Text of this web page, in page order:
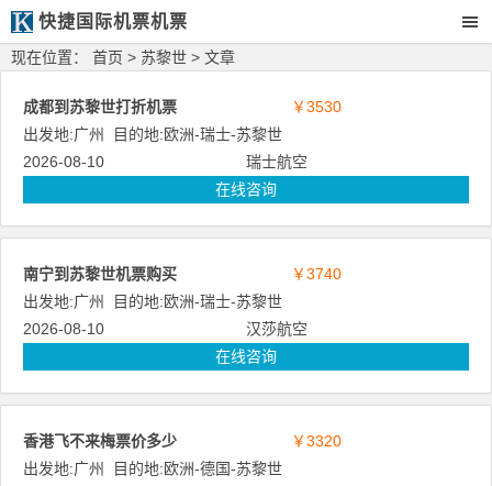
快捷国际机票机票
现在位置： 首页 > 苏黎世 > 文章
成都到苏黎世打折机票
￥3530
出发地:广州 目的地:欧洲-瑞士-苏黎世
2026-08-10
瑞士航空
在线咨询
南宁到苏黎世机票购买
￥3740
出发地:广州 目的地:欧洲-瑞士-苏黎世
2026-08-10
汉莎航空
在线咨询
香港飞不来梅票价多少
￥3320
出发地:广州 目的地:欧洲-德国-苏黎世